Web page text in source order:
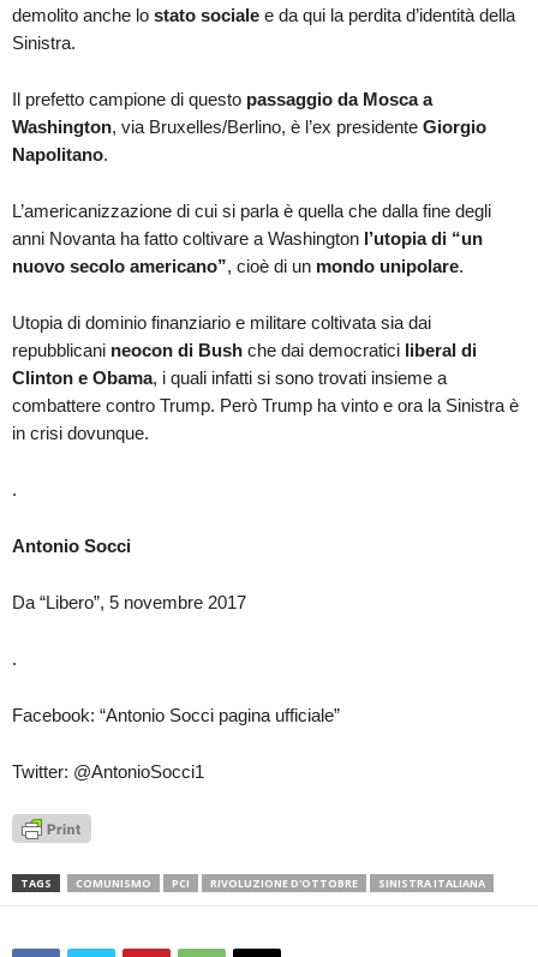
demolito anche lo stato sociale e da qui la perdita d’identità della
Sinistra.
Il prefetto campione di questo passaggio da Mosca a
Washington, via Bruxelles/Berlino, è l’ex presidente Giorgio
Napolitano.
L’americanizzazione di cui si parla è quella che dalla fine degli
anni Novanta ha fatto coltivare a Washington l’utopia di “un
nuovo secolo americano”, cioè di un mondo unipolare.
Utopia di dominio finanziario e militare coltivata sia dai
repubblicani neocon di Bush che dai democratici liberal di
Clinton e Obama, i quali infatti si sono trovati insieme a
combattere contro Trump. Però Trump ha vinto e ora la Sinistra è
in crisi dovunque.
.
Antonio Socci
Da “Libero”, 5 novembre 2017
.
Facebook: “Antonio Socci pagina ufficiale”
Twitter: @AntonioSocci1
TAGS COMUNISMO PCI RIVOLUZIONE D'OTTOBRE SINISTRA ITALIANA